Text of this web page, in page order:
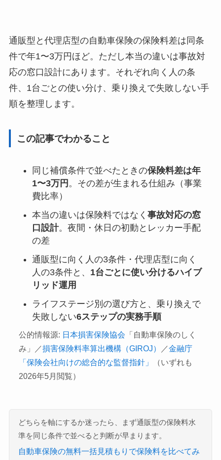
通販型と代理店型の自動車保険の保険料差は同条
件で年1〜3万円ほど。ただし本当の違いは事故対
応の窓口設計にあります。それぞれ向く人の条
件、1台ごとの使い分け、乗り換えで失敗しない手
順を整理します。
この記事でわかること
同じ補償条件で並べたときの保険料差は年
1〜3万円 。その差が生まれる仕組み（事業
費比率）
本当の違いは保険料ではなく 事故対応の窓
口設計。夜間・休日の初動とレッカー手配
の差
通販型に向く人の3条件・代理店型に向く
人の3条件と、 1台ごとに使い分けるハイブ
リッド運用
ライフステージ別の選び方と、乗り換えで
失敗しない6ステップの実務手順
公的情報源: 日本損害保険協会 「自動車保険のしく
み」／損害保険料率算出機構（GIROJ） ／金融庁
「保険会社向けの総合的な監督指針」
（いずれも
2026年5月閲覧）
どちらを軸にするか迷ったら、まず通販型の保険料水
準を同じ条件で並べると判断が早まります。
自動車保険の無料一括見積もりで保険料を比べてみ